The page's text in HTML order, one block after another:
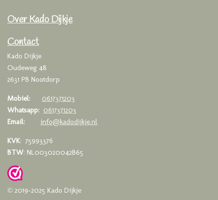
b
o
k
a
r
a
m
s
Over Kado Dijkje
Contact
Kado Dijkje
Oudeweg 48
2631 PB Nootdorp
Mobiel:
0617371203
Whatsapp: 0617371203
Email:
info@kadodijkje.nl
KVK: 75993376
BTW: NL003020042B65
© 2019-2025 Kado Dijkje